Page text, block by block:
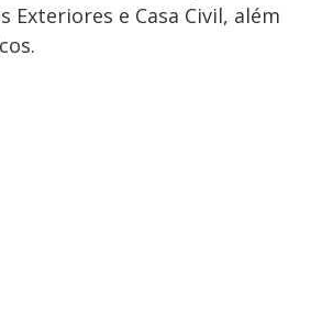
Exteriores e Casa Civil, além